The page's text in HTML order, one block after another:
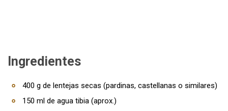
Ingredientes
400 g de lentejas secas (pardinas, castellanas o similares)
150 ml de agua tibia (aprox.)